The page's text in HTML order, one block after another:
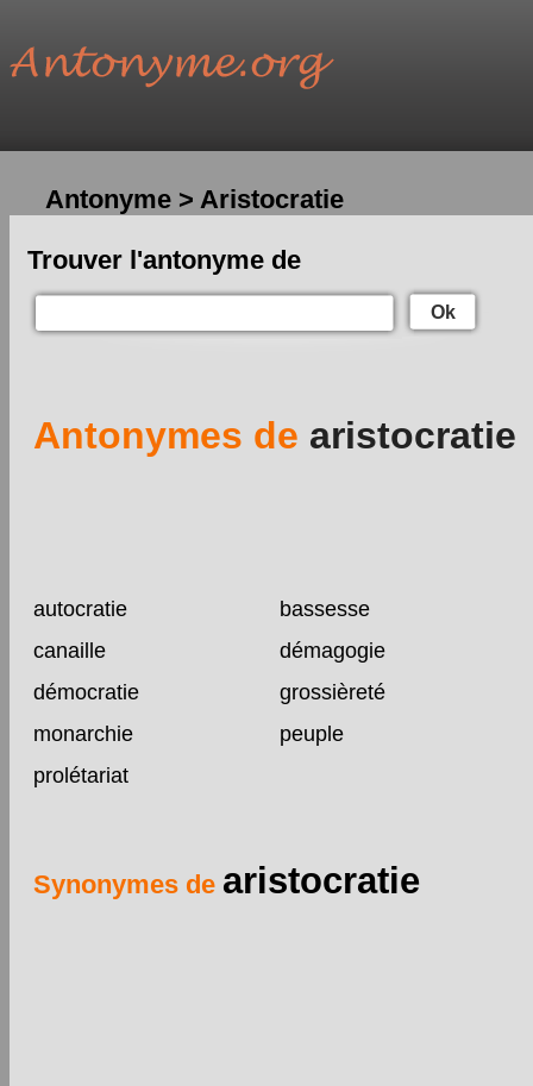
Antonyme > Aristocratie
Trouver l'antonyme de
Ok
Antonymes de aristocratie
autocratie
bassesse
canaille
démagogie
démocratie
grossièreté
monarchie
peuple
prolétariat
Synonymes de aristocratie